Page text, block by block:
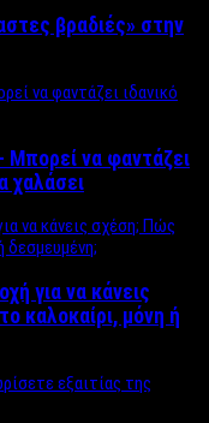
βραδιές» στην
Μπορεί να φαντάζει
χαλάσει
για να κάνεις
καλοκαίρι, μόνη ή